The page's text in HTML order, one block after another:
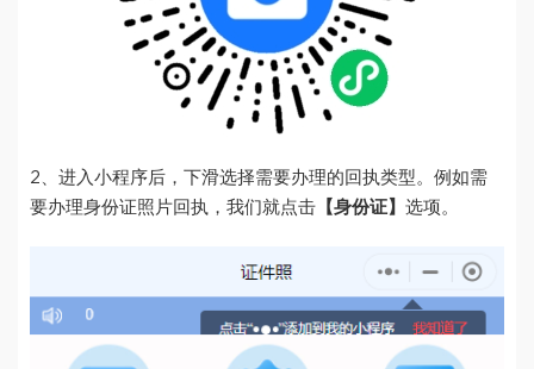
2、进入小程序后，下滑选择需要办理的回执类型。例如需
要办理身份证照片回执，我们就点击 【身份证】 选项。